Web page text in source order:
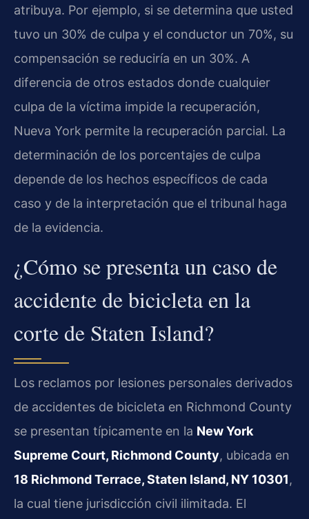
atribuya. Por ejemplo, si se determina que usted
tuvo un 30% de culpa y el conductor un 70%, su
compensación se reduciría en un 30%. A
diferencia de otros estados donde cualquier
culpa de la víctima impide la recuperación,
Nueva York permite la recuperación parcial. La
determinación de los porcentajes de culpa
depende de los hechos específicos de cada
caso y de la interpretación que el tribunal haga
de la evidencia.
¿Cómo se presenta un caso de
accidente de bicicleta en la
corte de Staten Island?
Los reclamos por lesiones personales derivados
de accidentes de bicicleta en Richmond County
se presentan típicamente en la New York
Supreme Court, Richmond County, ubicada en
18 Richmond Terrace, Staten Island, NY 10301,
la cual tiene jurisdicción civil ilimitada. El